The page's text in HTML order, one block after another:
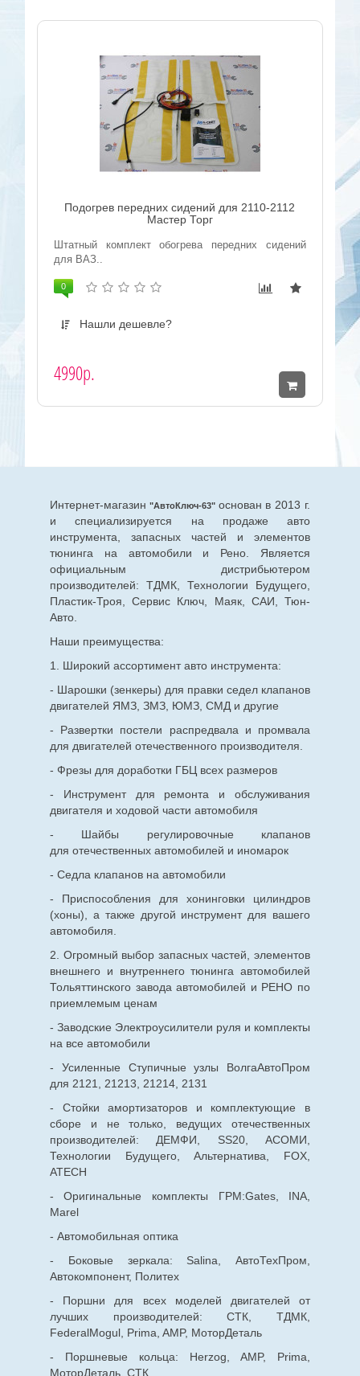
Подогрев передних сидений для 2110-2112
Мастер Торг
Штатный комплект обогрева передних сидений
для ВАЗ..
0
Нашли дешевле?
4990р.
Интернет-магазин "АвтоКлюч-63" основан в 2013 г.
и специализируется на продаже авто
инструмента, запасных частей и элементов
тюнинга на автомобили и Рено. Является
официальным дистрибьютером
производителей: ТДМК, Технологии Будущего,
Пластик-Троя, Сервис Ключ, Маяк, САИ, Тюн-
Авто.
Наши преимущества:
1. Широкий ассортимент авто инструмента:
- Шарошки (зенкеры) для правки седел клапанов
двигателей ЯМЗ, ЗМЗ, ЮМЗ, СМД и другие
- Развертки постели распредвала и промвала
для двигателей отечественного производителя.
- Фрезы для доработки ГБЦ всех размеров
- Инструмент для ремонта и обслуживания
двигателя и ходовой части автомобиля
- Шайбы регулировочные клапанов
для отечественныхавтомобилей и иномарок
- Седла клапанов на автомобили
- Приспособления для хонинговки цилиндров
(хоны), а также другой инструмент для вашего
автомобиля.
2. Огромный выбор запасных частей, элементов
внешнего и внутреннего тюнинга автомобилей
Тольяттинского завода автомобилей и РЕНО по
приемлемым ценам
- Заводские Электроусилители руля и комплекты
на все автомобили
- Усиленные Ступичные узлы ВолгаАвтоПром
для 2121, 21213, 21214, 2131
- Стойки амортизаторов и комплектующие в
сборе и не только, ведущих отечественных
производителей: ДЕМФИ, SS20, АСОМИ,
Технологии Будущего, Альтернатива, FOX,
ATECH
- Оригинальные комплекты ГРМ:Gates, INA,
Marel
- Автомобильная оптика
- Боковые зеркала: Salina, АвтоТехПром,
Автокомпонент, Политех
- Поршни для всех моделей двигателей от
лучших производителей: СТК, ТДМК,
FederalMogul, Prima, AMP, МоторДеталь
- Поршневые кольца: Herzog, AMP, Prima,
МоторДеталь, СТК